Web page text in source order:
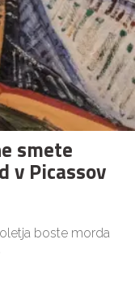
smete
v Picassov
boste morda